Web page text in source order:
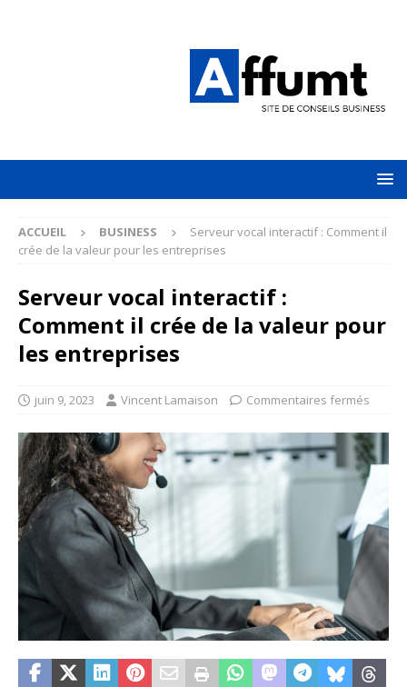
ACCUEIL BUSINESS
Serveur vocal interactif : Comment il
crée de la valeur pour les entreprises
Serveur vocal interactif :
Comment il crée de la valeur pour
les entreprises
juin 9, 2023 Vincent Lamaison Commentaires fermés